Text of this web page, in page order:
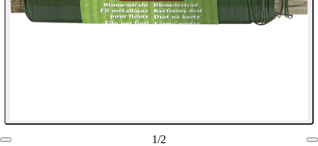
1/2